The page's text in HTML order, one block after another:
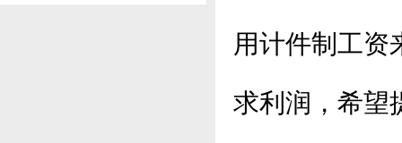
用计件制工资
求利润，希望